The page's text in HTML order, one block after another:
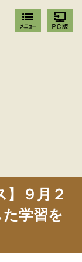
】９月２
学習を